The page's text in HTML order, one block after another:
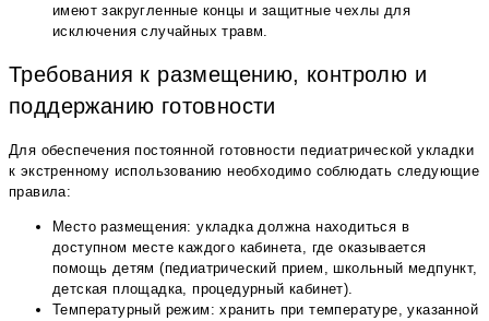
имеют закругленные концы и защитные чехлы для
исключения случайных травм.
Требования к размещению, контролю и
поддержанию готовности
Для обеспечения постоянной готовности педиатрической укладки
к экстренному использованию необходимо соблюдать следующие
правила:
Место размещения: укладка должна находиться в
доступном месте каждого кабинета, где оказывается
помощь детям (педиатрический прием, школьный медпункт,
детская площадка, процедурный кабинет).
Температурный режим: хранить при температуре, указанной